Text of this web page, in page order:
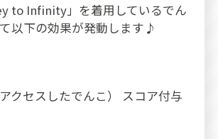
to Infinity」を着用しているでん
以下の効果が発動します♪
クセスしたでんこ） スコア付与